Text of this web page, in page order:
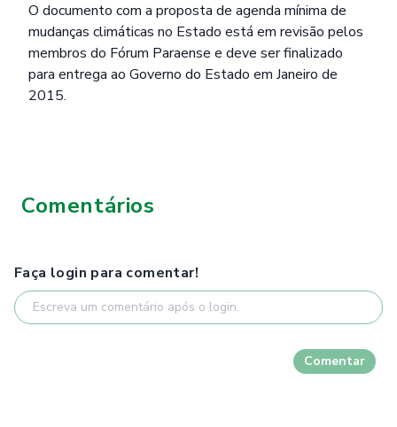
O documento com a proposta de agenda mínima de
mudanças climáticas no Estado está em revisão pelos
membros do Fórum Paraense e deve ser finalizado
para entrega ao Governo do Estado em Janeiro de
2015.
Comentários
Faça login para comentar!
Comentar